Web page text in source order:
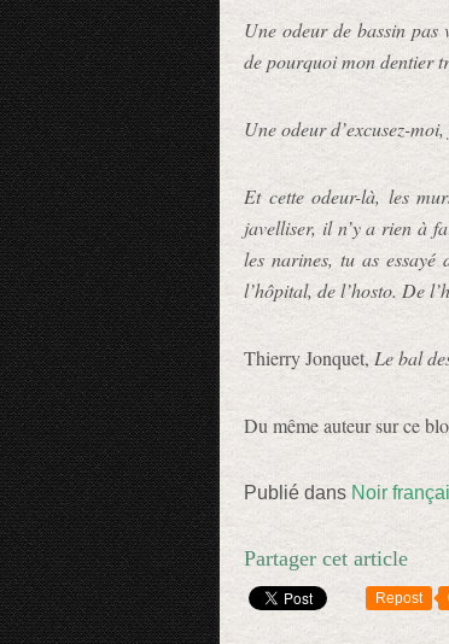
Une odeur de bassin pas
de pourquoi mon dentier
Une odeur d’excusez-
Et cette odeur-là, les
javelliser, il n’y a rien à
les narines, tu as essayé
l’hôpital, de l’hosto. De
Thierry Jonquet, Le bal
Du même auteur sur ce
Publié dans Noir
Partager cet article
Repost